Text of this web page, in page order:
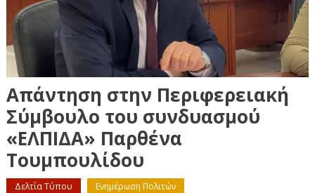
Απάντηση στην Περιφερειακή
Σύμβουλο του συνδυασμού
«ΕΛΠΙΔΑ» Παρθένα
Τουμπουλίδου
Δελτία Τύπου Ενημέρωση Πολιτών